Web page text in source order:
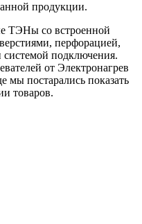
продукции.
ТЭНы со встроенной
перфорацией,
подключения.
от Электронагрев
мы постарались показать
товаров.